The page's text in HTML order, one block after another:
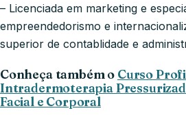
– Licenciada em marketing e
empreendedorismo e
superior de contablidade e
Conheça também o Curso
Intradermoterapia
Facial e Corporal